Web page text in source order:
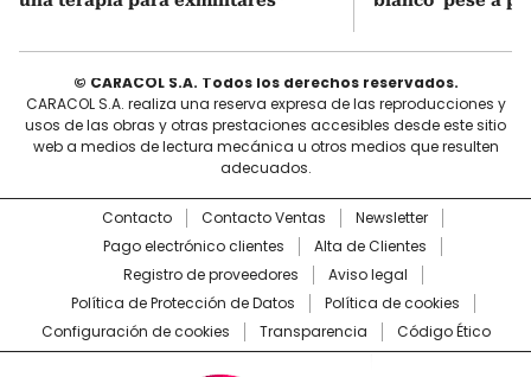
© CARACOL S.A. Todos los derechos reservados.
CARACOL S.A. realiza una reserva expresa de las reproducciones y
usos de las obras y otras prestaciones accesibles desde este sitio
web a medios de lectura mecánica u otros medios que resulten
adecuados.
Contacto Contacto Ventas
Newsletter
Pago electrónico clientes
Alta de Clientes
Registro de proveedores
Aviso legal
Política de Protección de Datos
Política de cookies
Configuración de cookies
Transparencia Código Ético